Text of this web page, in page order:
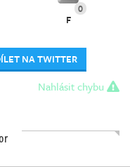
0
F
NA TWITTER
Nahlásit chybu